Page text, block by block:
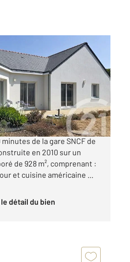
44
€
REDON dans un village à 2
de la gare SNCF de
en 2010 sur un
de 928 m², comprenant :
et cuisine américaine ...
le détail du bien